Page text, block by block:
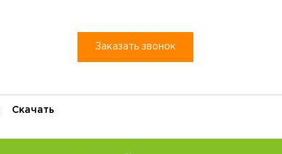
Заказать звонок
Скачать